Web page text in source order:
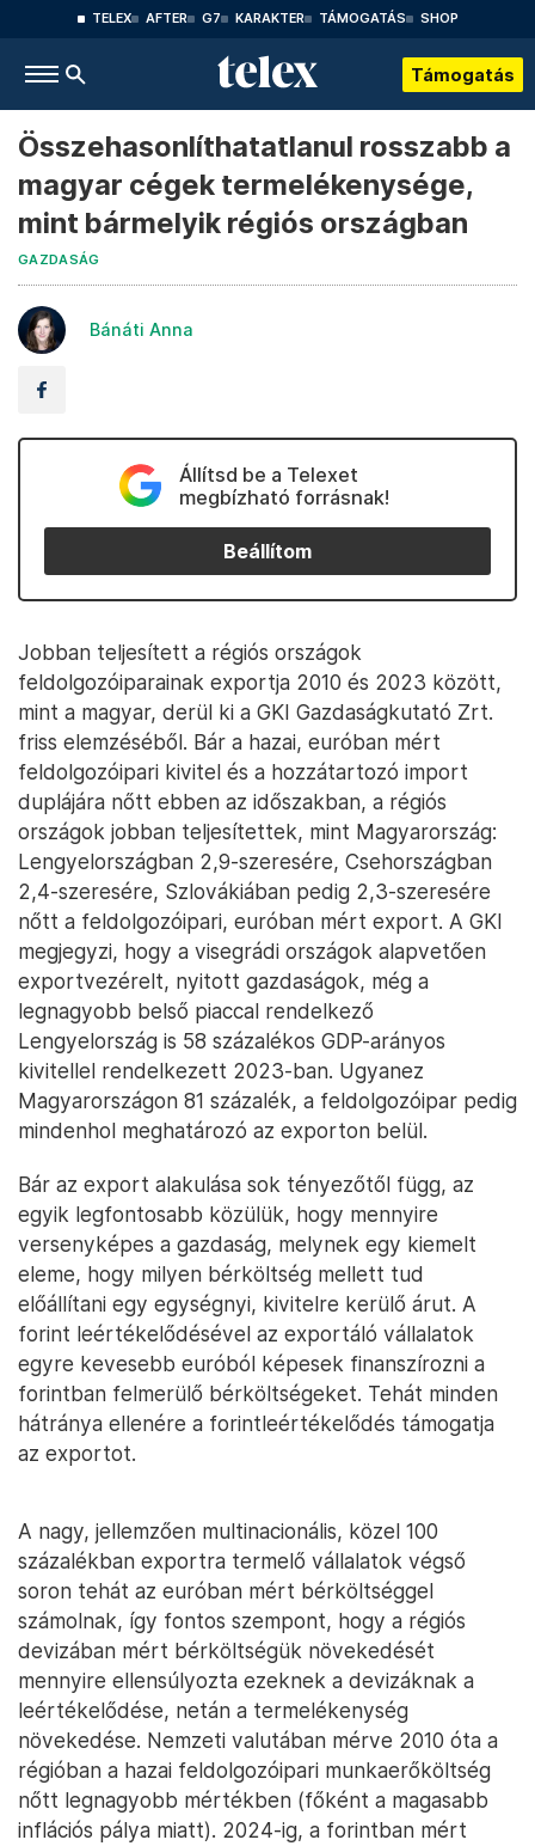
TELEX AFTER G7 KARAKTER TÁMOGATÁS SHOP
Támogatás
Összehasonlíthatatlanul rosszabb a
magyar cégek termelékenysége,
mint bármelyik régiós országban
GAZDASÁG
Bánáti Anna
Állítsd be a Telexet
megbízható forrásnak!
Beállítom
Jobban teljesített a régiós országok
feldolgozóiparainak exportja 2010 és 2023 között,
mint a magyar, derül ki a GKI Gazdaságkutató Zrt.
friss elemzéséből. Bár a hazai, euróban mért
feldolgozóipari kivitel és a hozzátartozó import
duplájára nőtt ebben az időszakban, a régiós
országok jobban teljesítettek, mint Magyarország:
Lengyelországban 2,9-szeresére, Csehországban
2,4-szeresére, Szlovákiában pedig 2,3-szeresére
nőtt a feldolgozóipari, euróban mért export. A GKI
megjegyzi, hogy a visegrádi országok alapvetően
exportvezérelt, nyitott gazdaságok, még a
legnagyobb belső piaccal rendelkező
Lengyelország is 58 százalékos GDP-arányos
kivitellel rendelkezett 2023-ban. Ugyanez
Magyarországon 81 százalék, a feldolgozóipar pedig
mindenhol meghatározó az exporton belül.
Bár az export alakulása sok tényezőtől függ, az
egyik legfontosabb közülük, hogy mennyire
versenyképes a gazdaság, melynek egy kiemelt
eleme, hogy milyen bérköltség mellett tud
előállítani egy egységnyi, kivitelre kerülő árut. A
forint leértékelődésével az exportáló vállalatok
egyre kevesebb euróból képesek finanszírozni a
forintban felmerülő bérköltségeket. Tehát minden
hátránya ellenére a forintleértékelődés támogatja
az exportot.
A nagy, jellemzően multinacionális, közel 100
százalékban exportra termelő vállalatok végső
soron tehát az euróban mért bérköltséggel
számolnak, így fontos szempont, hogy a régiós
devizában mért bérköltségük növekedését
mennyire ellensúlyozta ezeknek a devizáknak a
leértékelődése, netán a termelékenység
növekedése. Nemzeti valutában mérve 2010 óta a
régióban a hazai feldolgozóipari munkaerőköltség
nőtt legnagyobb mértékben (főként a magasabb
inflációs pálya miatt). 2024-ig, a forintban mért